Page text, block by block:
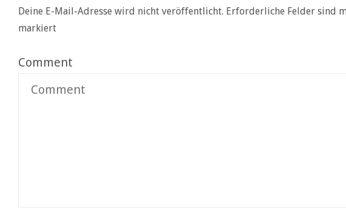
Deine E-Mail-Adresse wird nicht veröffentlicht. Erforderliche Felder sind
markiert
Comment